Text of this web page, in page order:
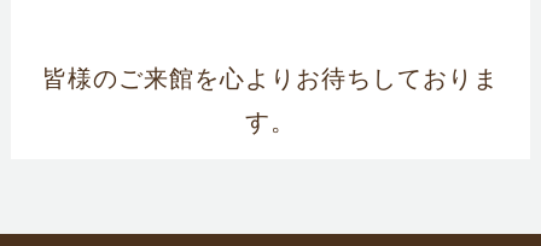
皆様のご来館を心よりお待ちしておりま
す。